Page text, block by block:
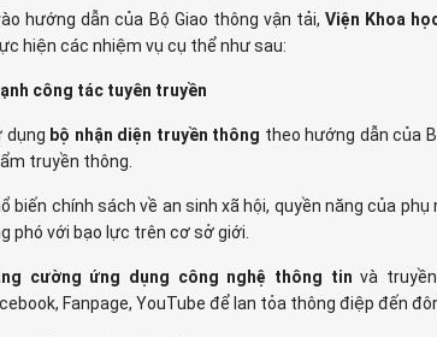
hướng dẫn của Bộ Giao thông vận tải, Viện Khoa
hiện các nhiệm vụ cụ thể như sau:
công tác tuyên truyền
dụng bộ nhận diện truyền thông theo hướng dẫn của
truyền thông.
biến chính sách về an sinh xã hội, quyền năng của
phó với bạo lực trên cơ sở giới.
cường ứng dụng công nghệ thông tin và
Fanpage, YouTube để lan tỏa thông điệp đến